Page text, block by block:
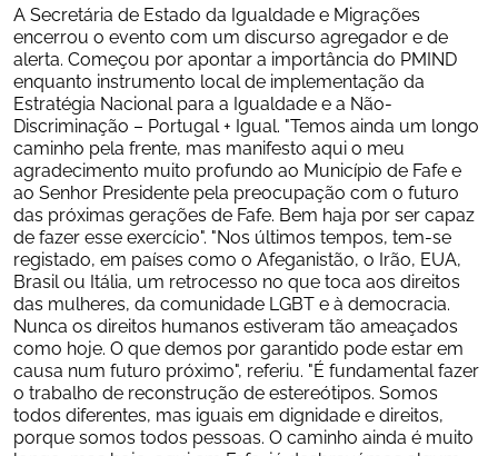
A Secretária de Estado da Igualdade e Migrações
encerrou o evento com um discurso agregador e de
alerta. Começou por apontar a importância do PMIND
enquanto instrumento local de implementação da
Estratégia Nacional para a Igualdade e a Não-
Discriminação – Portugal + Igual. "Temos ainda um longo
caminho pela frente, mas manifesto aqui o meu
agradecimento muito profundo ao Município de Fafe e
ao Senhor Presidente pela preocupação com o futuro
das próximas gerações de Fafe. Bem haja por ser capaz
de fazer esse exercício". "Nos últimos tempos, tem-se
registado, em países como o Afeganistão, o Irão, EUA,
Brasil ou Itália, um retrocesso no que toca aos direitos
das mulheres, da comunidade LGBT e à democracia.
Nunca os direitos humanos estiveram tão ameaçados
como hoje. O que demos por garantido pode estar em
causa num futuro próximo", referiu. "É fundamental fazer
o trabalho de reconstrução de estereótipos. Somos
todos diferentes, mas iguais em dignidade e direitos,
porque somos todos pessoas. O caminho ainda é muito